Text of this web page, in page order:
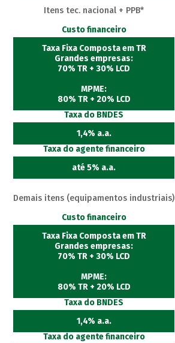
Itens tec. nacional + PPB*
Custo financeiro
Taxa Fixa Composta em TR
Grandes empresas:
70% TR + 30% LCD
MPME:
80% TR + 20% LCD
Taxa do BNDES
1,4% a.a.
Taxa do agente financeiro
até 5% a.a.
Demais itens (equipamentos industriais)
Custo financeiro
Taxa Fixa Composta em TR
Grandes empresas:
70% TR + 30% LCD
MPME:
80% TR + 20% LCD
Taxa do BNDES
1,4% a.a.
Taxa do agente financeiro